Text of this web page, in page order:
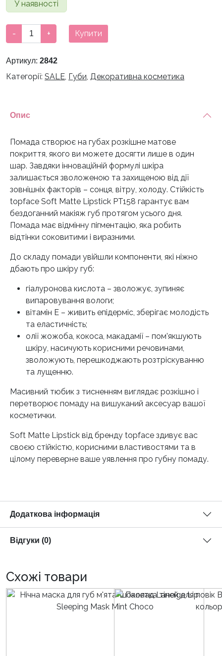
У наявності
Помада
для
матовая
Topface
Lipstick
№13
кількість
- + Купити
Артикул: 2842
Категорії: SALE, Губи, Декоративна косметика
Опис
Помада створює на губах розкішне матове
покриття, якого ви можете досягти лише в один
шар. Завдяки інноваційній формулі шкіра
залишається зволоженою та захищеною від дії
зовнішніх факторів – сонця, вітру, холоду. Стійкість
topface Soft Matte Lipstick PT158 гарантує вам
бездоганний макіяж губ протягом усього дня.
Помада має відмінну пігментацію, яка робить
відтінки соковитими і виразними.
До складу помади увійшли компоненти, які ніжно
дбають про шкіру губ:
гіалуронова кислота – зволожує, зупиняє
випаровування вологи;
вітамін Е – живить епідерміс, зберігає молодість
та еластичність;
олії жожоба, кокоса, макадамії – пом’якшують
шкіру, насичують корисними речовинами,
зволожують, перешкоджають розтріскуванню
та лущенню.
Масивний тюбик з тисненням виглядає розкішно і
перетворює помаду на вишуканий аксесуар вашої
косметички.
Soft Matte Lipstick від бренду topface здивує вас
своєю стійкістю, корисними властивостями та в
цілому переверне ваше уявлення про губну помаду.
Додаткова інформація
Відгуки (0)
Схожі товари